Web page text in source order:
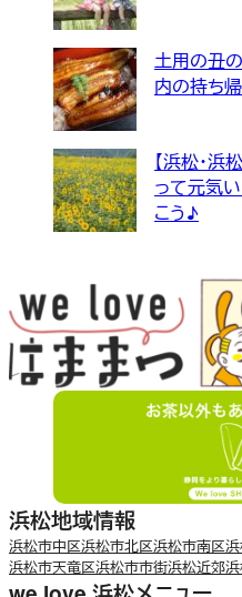
土用の丑
内の持ち
【浜松・
って元気
こう♪
浜松地域情報
浜松市中区浜松市北区浜松市南区
浜松市天竜区浜松市市街浜松近郊